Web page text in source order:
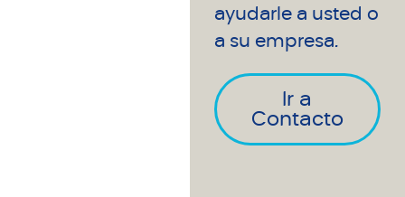
ayudarle a usted o
a su empresa.
Ir a
Contacto